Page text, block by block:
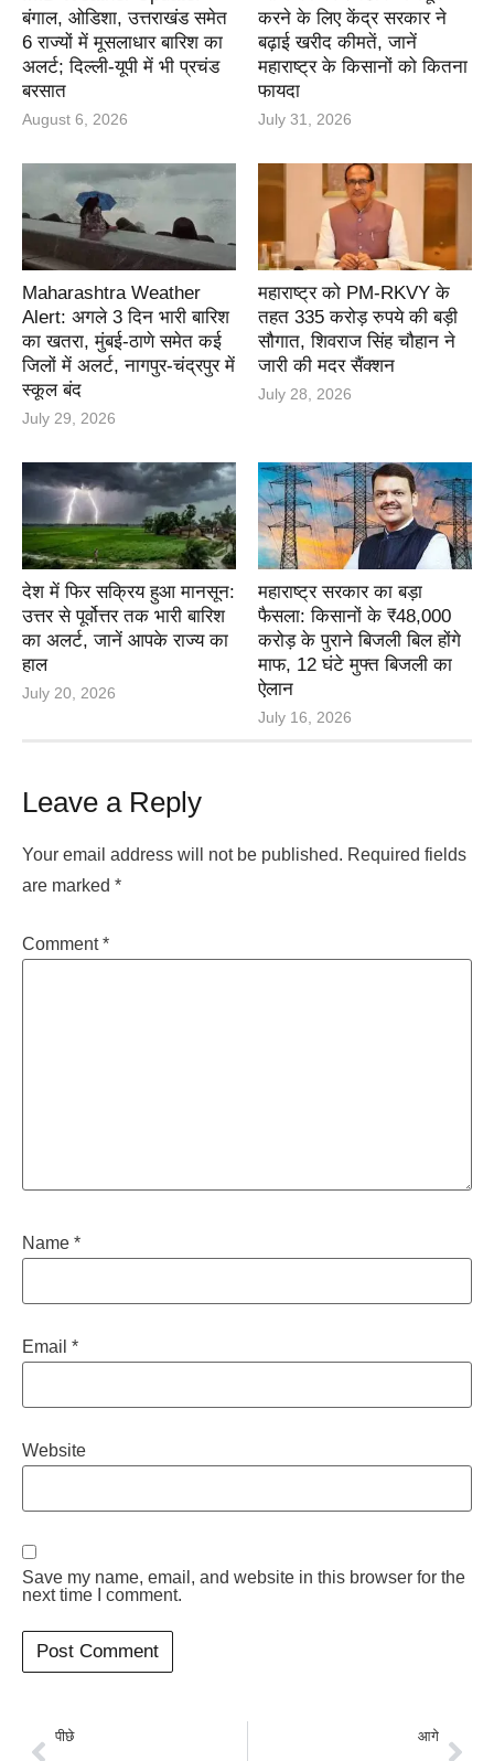
बंगाल, ओडिशा, उत्तराखंड समेत
6 राज्यों में मूसलाधार बारिश का
अलर्ट; दिल्ली-यूपी में भी प्रचंड
बरसात
August 6, 2026
करने के लिए केंद्र सरकार ने
बढ़ाई खरीद कीमतें, जानें
महाराष्ट्र के किसानों को कितना
फायदा
July 31, 2026
Maharashtra Weather
Alert: अगले 3 दिन भारी बारिश
का खतरा, मुंबई-ठाणे समेत कई
जिलों में अलर्ट, नागपुर-चंद्रपुर में
स्कूल बंद
July 29, 2026
महाराष्ट्र को PM-RKVY के
तहत 335 करोड़ रुपये की बड़ी
सौगात, शिवराज सिंह चौहान ने
जारी की मदर सैंक्शन
July 28, 2026
देश में फिर सक्रिय हुआ मानसून:
उत्तर से पूर्वोत्तर तक भारी बारिश
का अलर्ट, जानें आपके राज्य का
हाल
July 20, 2026
महाराष्ट्र सरकार का बड़ा
फैसला: किसानों के ₹48,000
करोड़ के पुराने बिजली बिल होंगे
माफ, 12 घंटे मुफ्त बिजली का
ऐलान
July 16, 2026
Leave a Reply
Your email address will not be published. Required fields
are marked *
Comment*
Name *
Email *
Website
Save my name, email, and website in this browser for the
next time I comment.
पीछे आगे